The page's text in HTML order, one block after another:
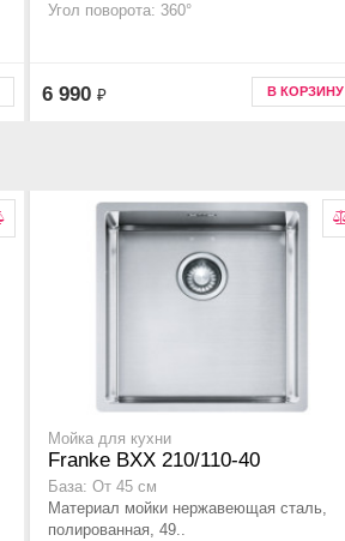
Угол поворота: 360°
6 990 ₽ В КОРЗИНУ
Мойка для кухни
Franke BXX 210/110-40
База: От 45 см
Материал мойки нержавеющая сталь,
полированная, 49..